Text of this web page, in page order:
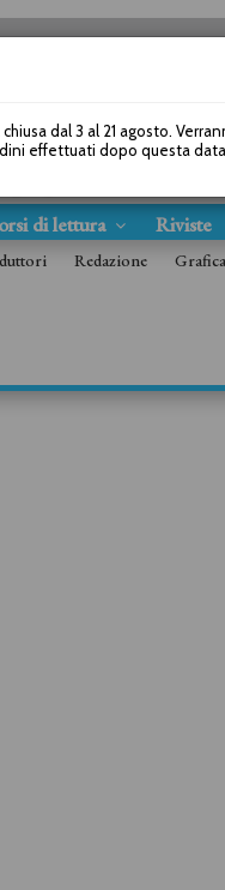
di lettura Riviste
Redazione Grafica
chiusa dal 3 al 21 agosto.
effettuati dopo questa